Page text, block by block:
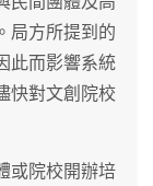
局方所提到的
此而影響系統
快對文創院校
或院校開辦培